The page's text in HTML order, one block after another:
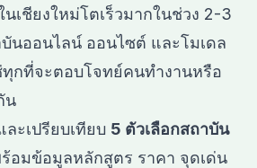
นเชียงใหม่โตเร็วมากในช่วง 2-3
นออนไลน์ ออนไซต์ และโมเดล
กที่จะตอบโจทย์คนทำงานหรือ
น
ะเปรียบเทียบ 5 ตัวเลือกสถาบัน
อมข้อมูลหลักสูตร ราคา จุดเด่น